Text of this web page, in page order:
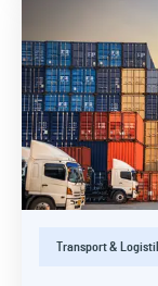
Transport &